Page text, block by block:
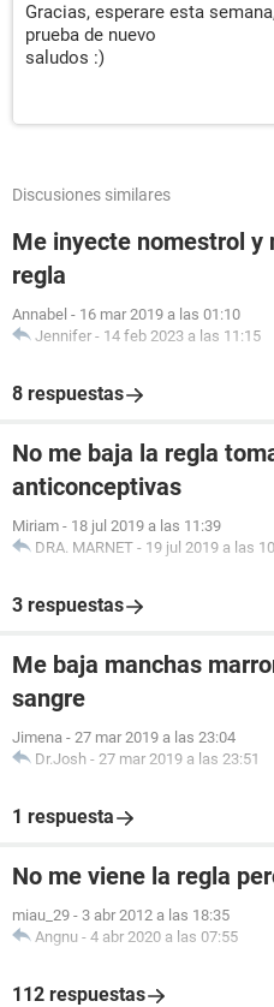
Gracias, esperare esta
prueba de nuevo
saludos :)
Discusiones similares
Me inyecte nomestrol y
regla
Annabel - 16 mar 2019 a las 01:10
Jennifer - 14 feb 2023 a las 11:15
8 respuestas
No me baja la regla
anticonceptivas
Miriam - 18 jul 2019 a las 11:39
DRA. MARNET - 19 jul 2019 a las
3 respuestas
Me baja manchas
sangre
Jimena - 27 mar 2019 a las 23:04
Dr.Josh - 27 mar 2019 a las 23:51
1 respuesta
No me viene la regla
miau_29 - 3 abr 2012 a las 18:35
Angnu - 4 abr 2020 a las 07:55
112 respuestas